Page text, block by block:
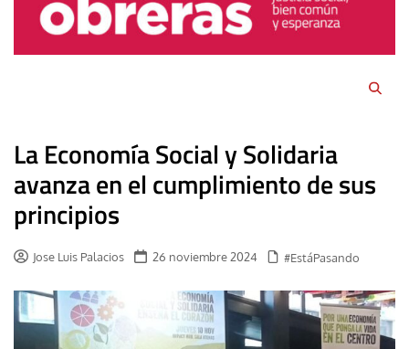
La Economía Social y Solidaria
avanza en el cumplimiento de sus
principios
Jose Luis Palacios 26 noviembre 2024 #EstáPasando